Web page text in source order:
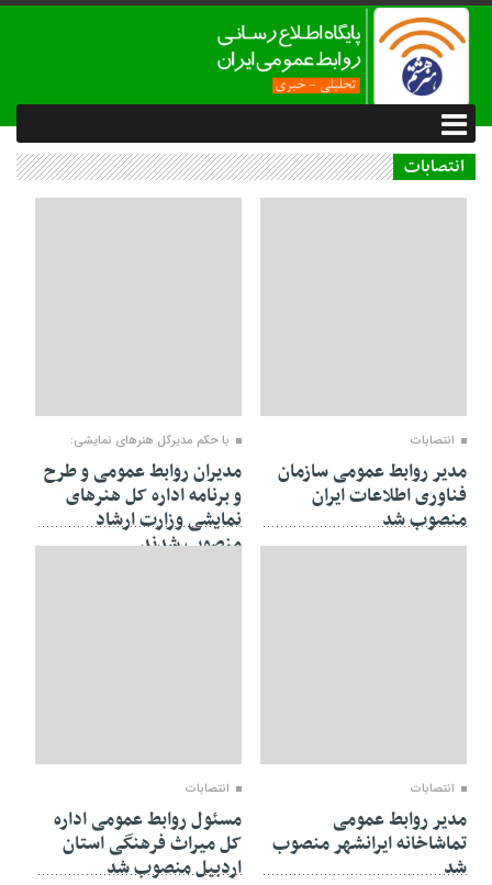
انتصابات
انتصابات
مدیر روابط عمومی سازمان
فناوری اطلاعات ایران
منصوب شد
با حکم مدیرکل هنرهای نمایشی:
مدیران روابط عمومی و طرح
و برنامه اداره کل هنرهای
نمایشی وزارت ارشاد
منصوب شدند
انتصابات
مدیر روابط عمومی
تماشاخانه ایرانشهر منصوب
شد
انتصابات
مسئول روابط عمومی اداره
کل میراث فرهنگی استان
اردبیل منصوب شد